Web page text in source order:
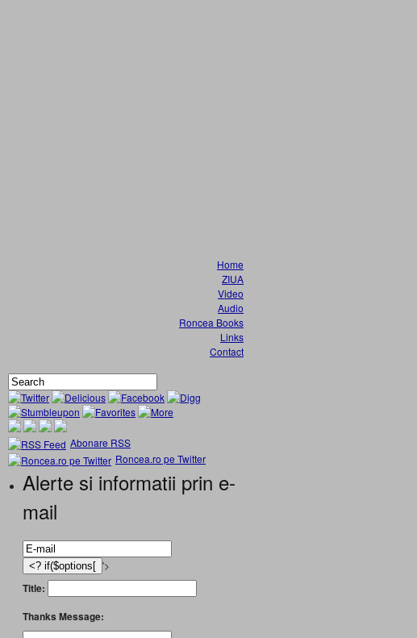
Home
ZIUA
Video
Audio
Roncea Books
Links
Contact
Abonare RSS
Roncea.ro pe Twitter
Alerte si informatii prin e-
mail
'>
Title:
Thanks Message: